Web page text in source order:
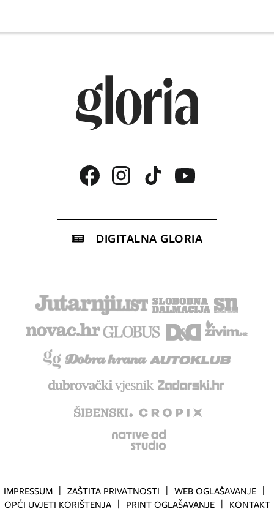
DIGITALNA GLORIA
IMPRESSUM ZAŠTITA PRIVATNOSTI
WEB OGLAŠAVANJE
OPĆI UVJETI KORIŠTENJA
PRINT OGLAŠAVANJE KONTAKT